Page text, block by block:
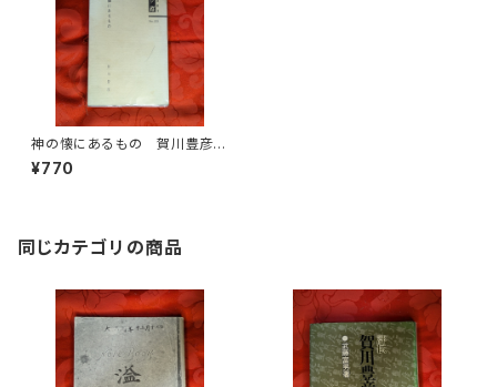
神の懐にあるもの 賀川豊彦
賀川事業団雲柱社 昭和50年
¥770
同じカテゴリの商品